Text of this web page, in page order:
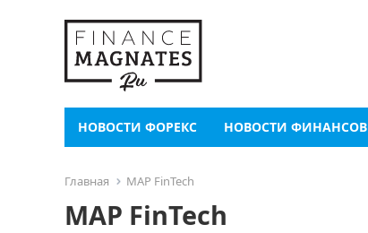
НОВОСТИ ФОРЕКС НОВОСТИ ФИНАНСОВ
Главная MAP FinTech
MAP FinTech